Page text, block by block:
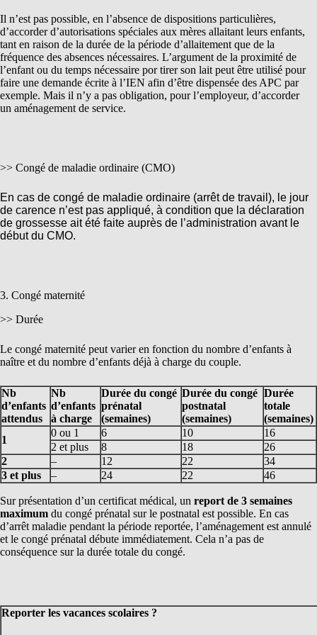
Il n’est pas possible, en l’absence de dispositions particulières,
d’accorder d’autorisations spéciales aux mères allaitant leurs enfants,
tant en raison de la durée de la période d’allaitement que de la
fréquence des absences nécessaires. L’argument de la proximité de
l’enfant ou du temps nécessaire por tirer son lait peut être utilisé pour
faire une demande écrite à l’IEN afin d’être dispensée des APC par
exemple. Mais il n’y a pas obligation, pour l’employeur, d’accorder
un aménagement de service.
>> Congé de maladie ordinaire (CMO)
En cas de congé de maladie ordinaire (arrêt de travail), le jour
de carence n’est pas appliqué, à condition que la déclaration
de grossesse ait été faite auprès de l’administration avant le
début du CMO.
3. Congé maternité
>> Durée
Le congé maternité peut varier en fonction du nombre d’enfants à
naître et du nombre d’enfants déjà à charge du couple.
Nb
d’enfants
attendus
Nb
d’enfants
à charge
Durée du congé
prénatal
(semaines)
Durée du congé
postnatal
(semaines)
Durée
totale
(semaines)
1
0 ou 1 6 10
16
2 et plus
8 18
26
2
– 12 22
34
3 et plus
– 24 22 46
Sur présentation d’un certificat médical, un report de 3 semaines
maximum du congé prénatal sur le postnatal est possible. En cas
d’arrêt maladie pendant la période reportée, l’aménagement est annulé
et le congé prénatal débute immédiatement. Cela n’a pas de
conséquence sur la durée totale du congé.
Reporter les vacances scolaires ?